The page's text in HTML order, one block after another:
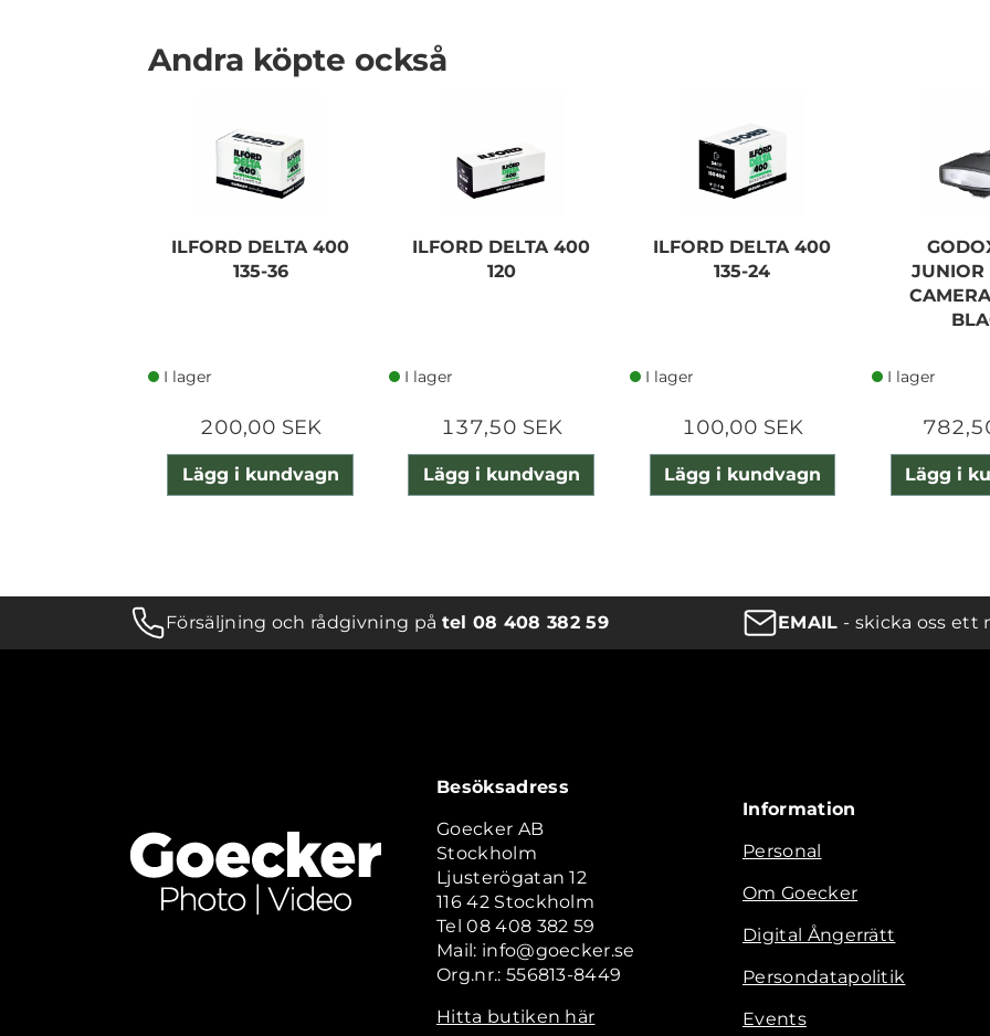
Andra köpte också
ILFORD DELTA 400
135-36
I lager
200,00 SEK
Lägg i kundvagn
ILFORD DELTA 400
120
I lager
137,50 SEK
Lägg i kundvagn
ILFORD DELTA 400
135-24
I lager
100,00 SEK
Lägg i kundvagn
JUNIOR
I lager
Lägg i
Försäljning och rådgivning på tel 08 408 382 59 EMAIL - skicka oss ett
Besöksadress
Goecker AB
Stockholm
Ljusterögatan 12
116 42 Stockholm
Tel 08 408 382 59
Mail: info@goecker.se
Org.nr.: 556813-8449
Hitta butiken här
Information
Personal
Om Goecker
Digital Ångerrätt
Persondatapolitik
Events